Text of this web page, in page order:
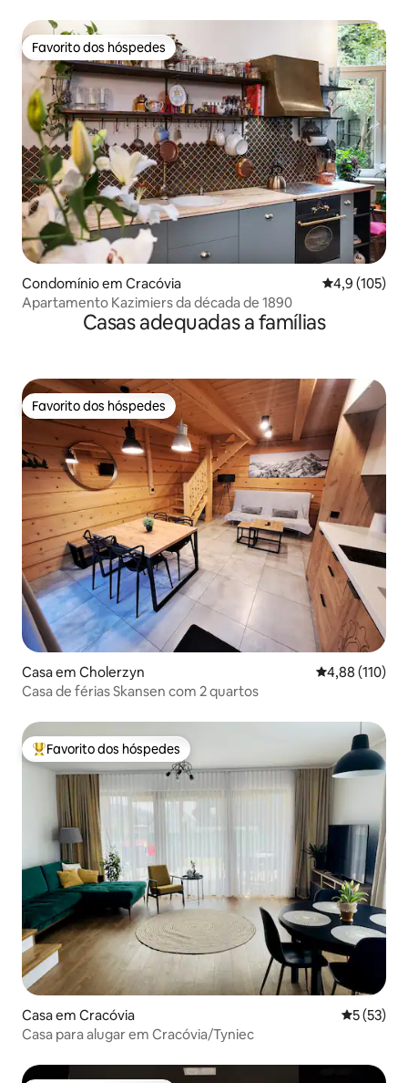
Favorito dos hóspedes
Favorito dos hóspedes
Condomínio em Cracóvia Classificação
4,9 (105)
Apartamento Kazimiers da década de 1890
Casas adequadas a famílias
Favorito dos hóspedes
Favorito dos hóspedes
Casa em Cholerzyn Classificação
4,88 (110)
Casa de férias Skansen com 2 quartos
Favoritos dos hóspedes mais apreciados
Favorito dos hóspedes
Casa em Cracóvia
5 (53)
Casa para alugar em Cracóvia/Tyniec